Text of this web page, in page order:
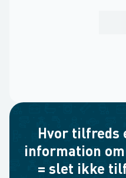
Hvor tilfreds
information
= slet ikke